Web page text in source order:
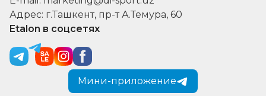
Адрес: г.Ташкент, пр-т А.Темура, 60
Etalon в соцсетях
Мини-приложение